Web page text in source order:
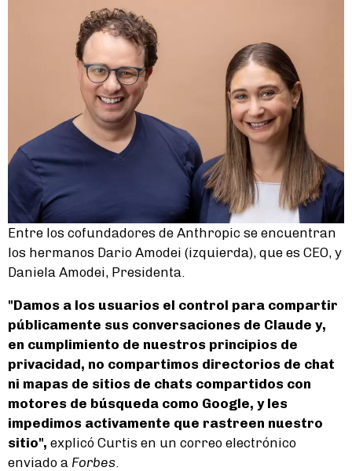
Entre los cofundadores de Anthropic se encuentran
los hermanos Dario Amodei (izquierda), que es CEO, y
Daniela Amodei, Presidenta.
"Damos a los usuarios el control para compartir
públicamente sus conversaciones de Claude y,
en cumplimiento de nuestros principios de
privacidad, no compartimos directorios de chat
ni mapas de sitios de chats compartidos con
motores de búsqueda como Google, y les
impedimos activamente que rastreen nuestro
sitio", explicó Curtis en un correo electrónico
enviado a Forbes